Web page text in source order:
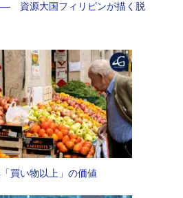
資源大国フィリピンが描く脱
買い物以上」の価値